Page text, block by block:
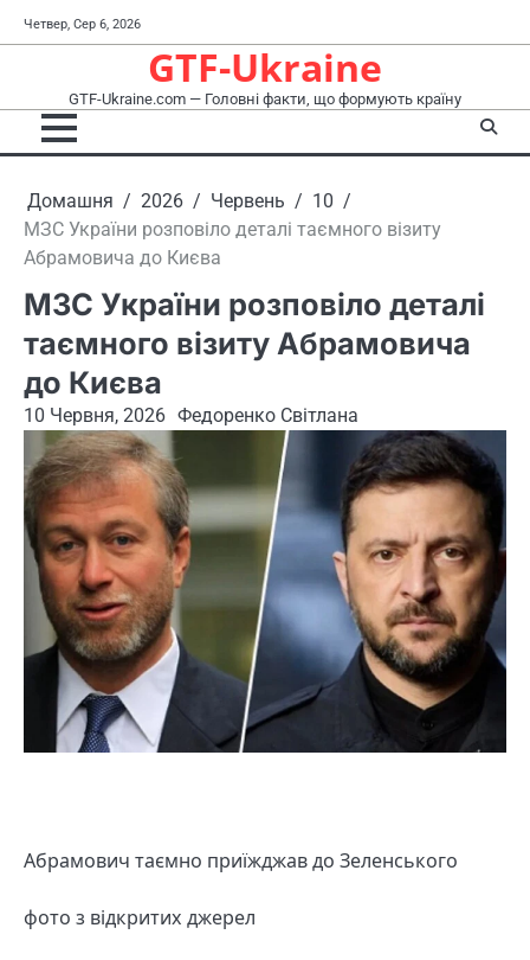
до
Четвер, Сер 6, 2026
GTF-Ukraine
GTF-Ukraine.com — Головні факти, що формують країну
Домашня 2026 Червень
10
МЗС України розповіло деталі таємного візиту
Абрамовича до Києва
МЗС України розповіло деталі
таємного візиту Абрамовича
до Києва
10 Червня, 2026 Федоренко Світлана
Абрамович таємно приїжджав до Зеленського
фото з відкритих джерел